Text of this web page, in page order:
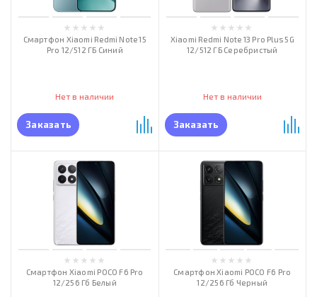
Смартфон Xiaomi Redmi Note 15
Pro 12/512 ГБ Синий
Нет в наличии
Заказать
Xiaomi Redmi Note 13 Pro Plus 5G
12/512 ГБ Серебристый
Нет в наличии
Заказать
Смартфон Xiaomi POCO F6 Pro
12/256 Гб Белый
Смартфон Xiaomi POCO F6 Pro
12/256 Гб Черный